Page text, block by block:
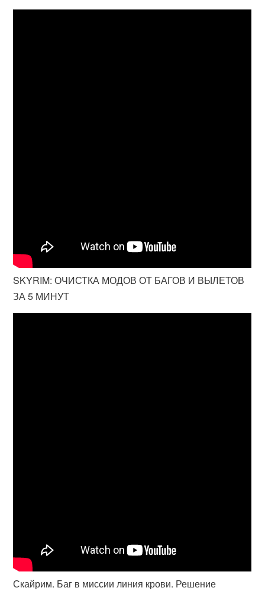
SKYRIM: ОЧИСТКА МОДОВ ОТ БАГОВ И ВЫЛЕТОВ
ЗА 5 МИНУТ
Скайрим. Баг в миссии линия крови. Решение